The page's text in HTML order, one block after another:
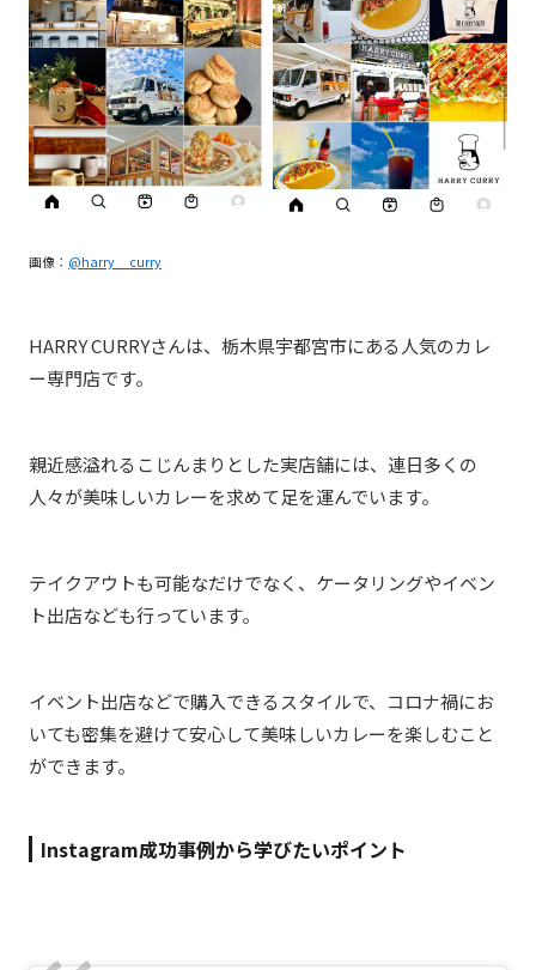
画像： @harry__curry
HARRY CURRYさんは、 栃木県宇都宮市にある人気のカレ
ー専門店です。
親近感溢れるこじんまりとした実店舗には、連日多くの
人々が美味しいカレーを求めて足を運んでいます。
テイクアウトも可能なだけでなく、ケータリングやイベン
ト出店なども行っています。
イベント出店などで購入できるスタイルで、コロナ禍にお
いても密集を避けて安心して美味しいカレーを楽しむこと
ができます。
Instagram成功事例から学びたいポイント